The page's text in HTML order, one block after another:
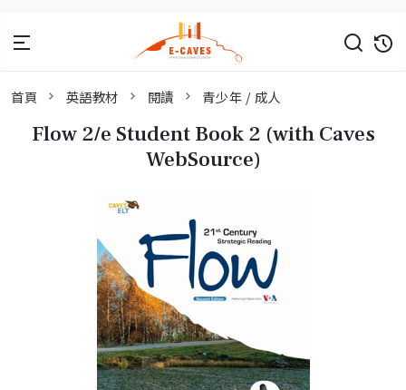
首頁 英語教材 閱讀 青少年 / 成人
Flow 2/e Student Book 2 (with Caves
WebSource)